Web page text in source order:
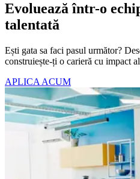
Evoluează într-o
talentată
Ești gata sa faci pasul următor?
construiește-ți o carieră cu impact
APLICA ACUM